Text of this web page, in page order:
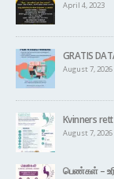
April 4, 2023
GRATIS
August 7, 2026
Kvinners
August 7, 2026
பெண்கள் –